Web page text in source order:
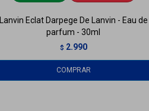
Lanvin Eclat Darpege De Lanvin - Eau de
parfum - 30ml
$ 2.990